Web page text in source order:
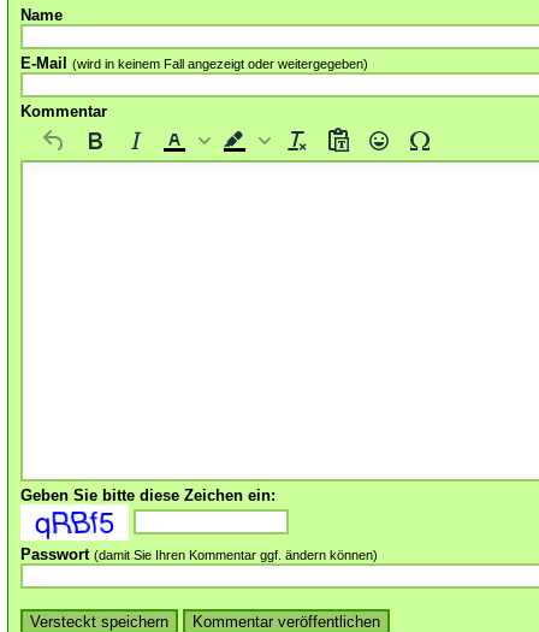
Name
E-Mail (wird in keinem Fall angezeigt oder weitergegeben)
Kommentar
Geben Sie bitte diese Zeichen ein:
Passwort (damit Sie Ihren Kommentar ggf. ändern können)